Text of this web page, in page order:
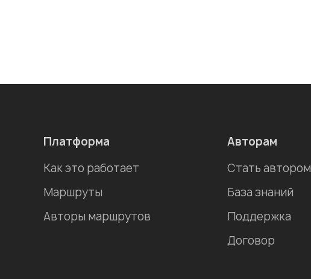
Платформа
Как это работает
Маршруты
Авторы маршрутов
Авторам
Стать автором
База знаний
Поддержка
Договор